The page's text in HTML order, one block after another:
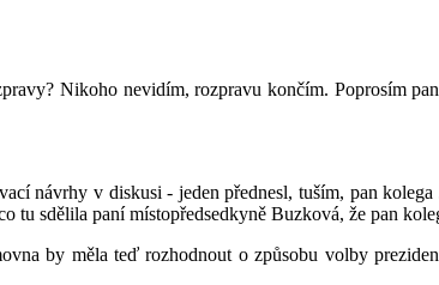
Nikoho nevidím, rozpravu končím. Poprosím
návrhy v diskusi - jeden přednesl, tuším, pan
tu sdělila paní místopředsedkyně Buzková, že pan
by měla teď rozhodnout o způsobu volby